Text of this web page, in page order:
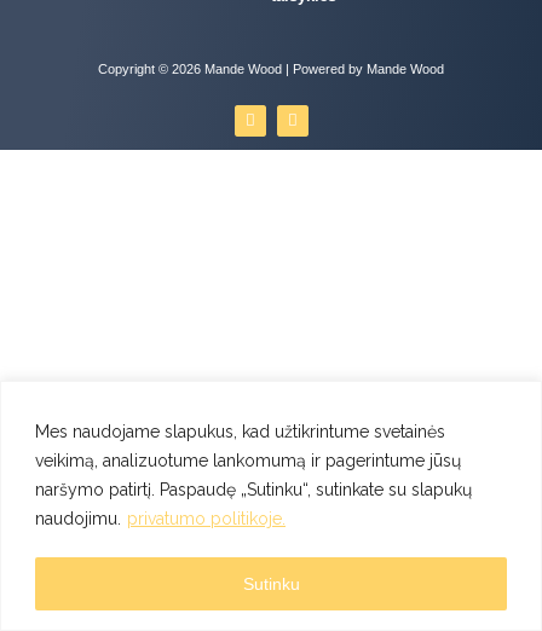
Mes naudojame slapukus, kad užtikrintume svetainės
veikimą, analizuotume lankomumą ir pagerintume jūsų
naršymo patirtį. Paspaudę „Sutinku“, sutinkate su slapukų
naudojimu.
privatumo politikoje.
Sutinku
Copyright © 2026 Mande Wood | Powered by Mande Wood
F
a
c
I
n
s